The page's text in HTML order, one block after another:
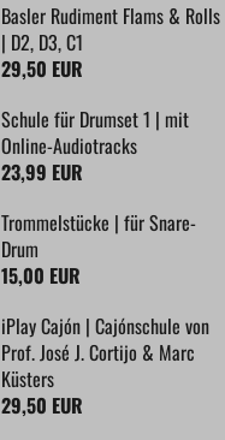
Basler Rudiment Flams & Rolls
| D2, D3, C1
29,50 EUR
Schule für Drumset 1 | mit
Online-Audiotracks
23,99 EUR
Trommelstücke | für Snare-
Drum
15,00 EUR
iPlay Cajón | Cajónschule von
Prof. José J. Cortijo & Marc
Küsters
29,50 EUR